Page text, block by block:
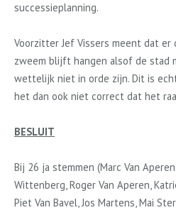
successieplanning.
Voorzitter Jef Vissers meent dat er
zweem blijft hangen alsof de stad
wettelijk niet in orde zijn. Dit is
het dan ook niet correct dat het
BESLUIT
Bij 26 ja stemmen (Marc Van
Wittenberg, Roger Van Aperen,
Piet Van Bavel, Jos Martens, Mai